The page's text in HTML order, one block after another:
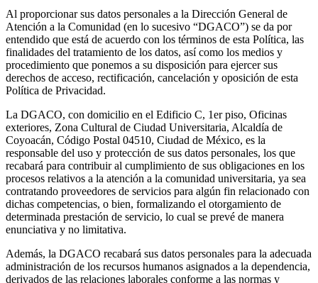
Al proporcionar sus datos personales a la Dirección General de
Atención a la Comunidad (en lo sucesivo “DGACO”) se da por
entendido que está de acuerdo con los términos de esta Política, las
finalidades del tratamiento de los datos, así como los medios y
procedimiento que ponemos a su disposición para ejercer sus
derechos de acceso, rectificación, cancelación y oposición de esta
Política de Privacidad.
La DGACO, con domicilio en el Edificio C, 1er piso, Oficinas
exteriores, Zona Cultural de Ciudad Universitaria, Alcaldía de
Coyoacán, Código Postal 04510, Ciudad de México, es la
responsable del uso y protección de sus datos personales, los que
recabará para contribuir al cumplimiento de sus obligaciones en los
procesos relativos a la atención a la comunidad universitaria, ya sea
contratando proveedores de servicios para algún fin relacionado con
dichas competencias, o bien, formalizando el otorgamiento de
determinada prestación de servicio, lo cual se prevé de manera
enunciativa y no limitativa.
Además, la DGACO recabará sus datos personales para la adecuada
administración de los recursos humanos asignados a la dependencia,
derivados de las relaciones laborales conforme a las normas y